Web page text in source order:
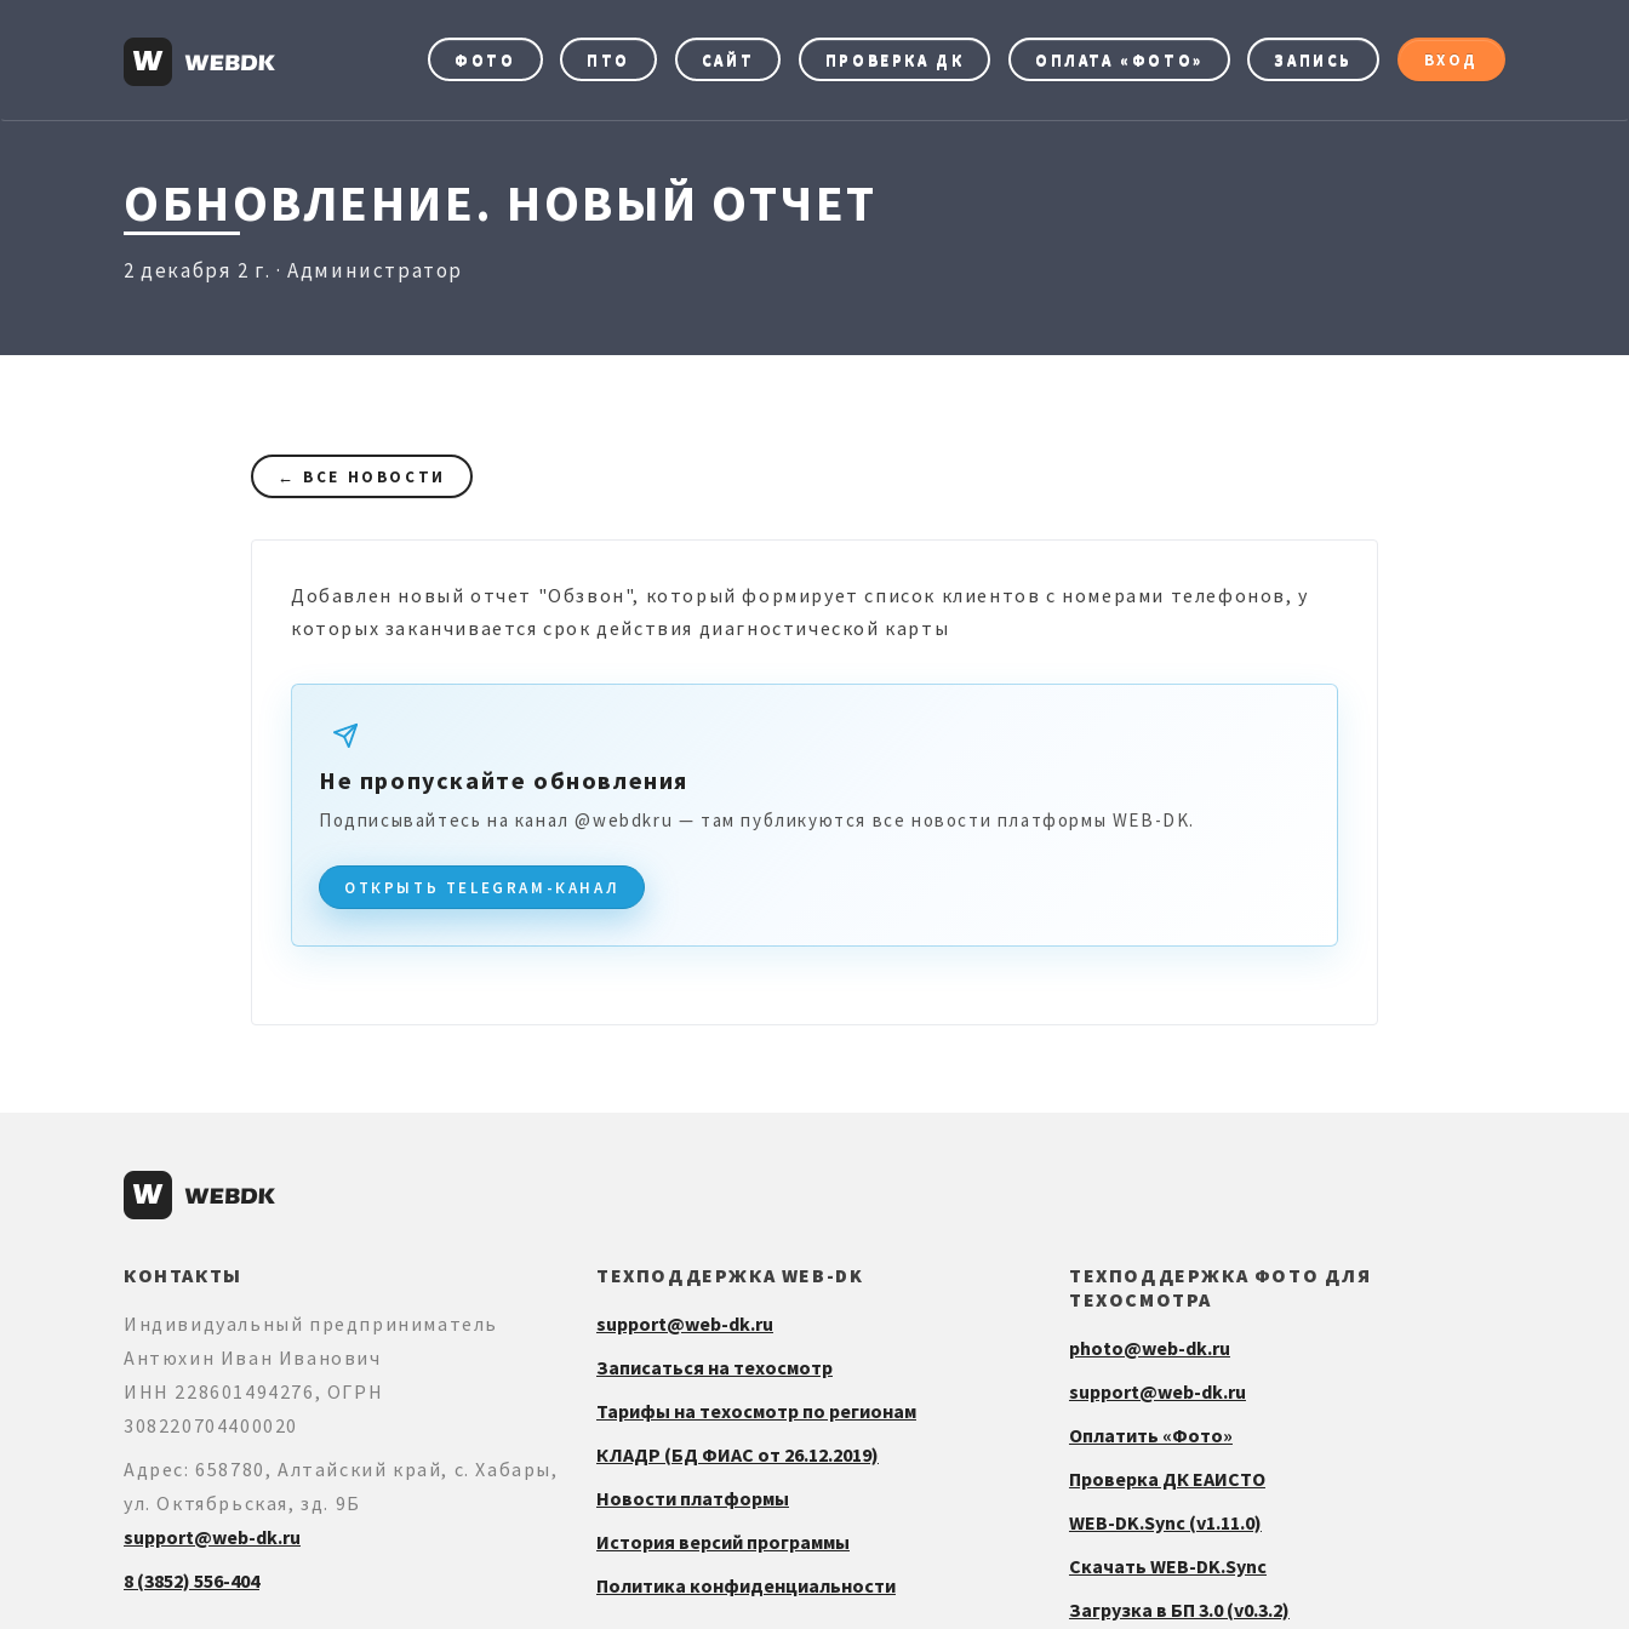
ФОТО ПТО САЙТ ПРОВЕРКА ДК ОПЛАТА «ФОТО» ЗАПИСЬ ВХОД
ОБНОВЛЕНИЕ. НОВЫЙ ОТЧЕТ
2 декабря 2 г. · Администратор
← ВСЕ НОВОСТИ
Добавлен новый отчет "Обзвон", который формирует список клиентов с номерами телефонов, у
которых заканчивается срок действия диагностической карты
Не пропускайте обновления
Подписывайтесь на канал @webdkru — там публикуются все новости платформы WEB-DK.
ОТКРЫТЬ TELEGRAM-КАНАЛ
КОНТАКТЫ
Индивидуальный предприниматель
Антюхин Иван Иванович
ИНН 228601494276, ОГРН
308220704400020
Адрес: 658780, Алтайский край, с. Хабары,
ул. Октябрьская, зд. 9Б
support@web-dk.ru
8 (3852) 556-404
ТЕХПОДДЕРЖКА WEB-DK
support@web-dk.ru
Записаться на техосмотр
Тарифы на техосмотр по регионам
КЛАДР (БД ФИАС от 26.12.2019)
Новости платформы
История версий программы
Политика конфиденциальности
ТЕХПОДДЕРЖКА ФОТО ДЛЯ
ТЕХОСМОТРА
photo@web-dk.ru
support@web-dk.ru
Оплатить «Фото»
Проверка ДК ЕАИСТО
WEB-DK.Sync (v1.11.0)
Скачать WEB-DK.Sync
Загрузка в БП 3.0 (v0.3.2)